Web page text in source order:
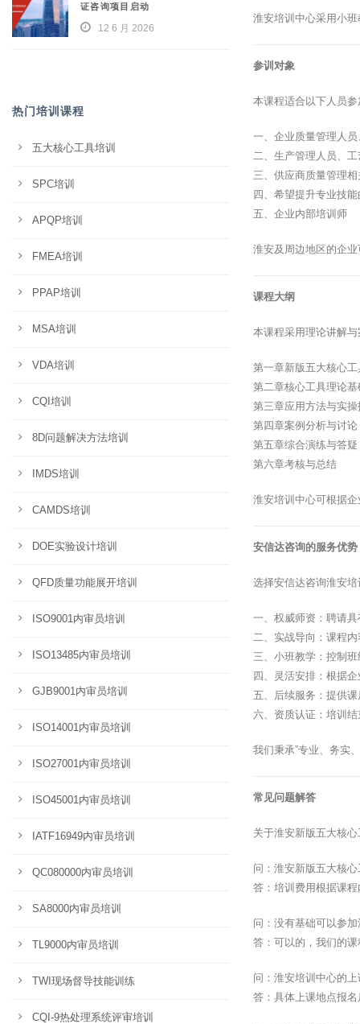
淮安培训中心采用小
参训对象
本课程适合以下人员参
一、企业质量管理人
二、生产管理人员、
三、供应商质量管理
四、希望提升专业技
五、企业内部培训师
淮安及周边地区的企
课程大纲
本课程采用理论讲解
第一章新版五大核心
第二章核心工具理论基
第三章应用方法与实操
第四章案例分析与讨论
第五章综合演练与答疑
第六章考核与总结
淮安培训中心可根据
安信达咨询的服务优势
选择安信达咨询淮安
一、权威师资：聘请
二、实战导向：课程
三、小班教学：控制
四、灵活安排：根据
五、后续服务：提供
六、资质认证：培训
我们秉承”专业、务实
常见问题解答
关于淮安新版五大核
问：淮安新版五大核
答：培训费用根据课
问：没有基础可以参
答：可以的，我们的
问：淮安培训中心的
答：具体上课地点报
证咨询项目启动
12 6 月 2026
热门培训课程
五大核心工具培训
SPC培训
APQP培训
FMEA培训
PPAP培训
MSA培训
VDA培训
CQI培训
8D问题解决方法培训
IMDS培训
CAMDS培训
DOE实验设计培训
QFD质量功能展开培训
ISO9001内审员培训
ISO13485内审员培训
GJB9001内审员培训
ISO14001内审员培训
ISO27001内审员培训
ISO45001内审员培训
IATF16949内审员培训
QC080000内审员培训
SA8000内审员培训
TL9000内审员培训
TWI现场督导技能训练
CQI-9热处理系统评审培训